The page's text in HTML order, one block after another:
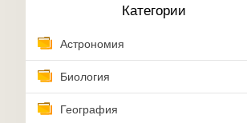
Категории
Астрономия
Биология
География